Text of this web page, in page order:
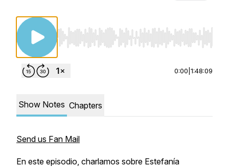
Use Left/Right to seek, Home/End to jump
0:00 1:48:09
Show Notes Chapters
Send us Fan Mail
​En este episodio, charlamos sobre Estefanía